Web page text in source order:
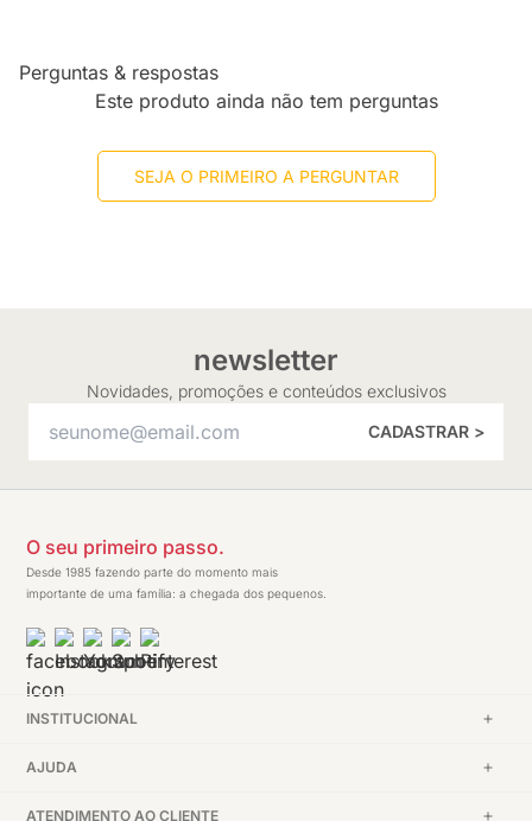
Perguntas & respostas
Este produto ainda não tem perguntas
SEJA O PRIMEIRO A PERGUNTAR
newsletter
Novidades, promoções e conteúdos exclusivos
CADASTRAR >
O seu primeiro passo.
Desde 1985 fazendo parte do momento mais
importante de uma família: a chegada dos pequenos.
INSTITUCIONAL
AJUDA
ATENDIMENTO AO CLIENTE